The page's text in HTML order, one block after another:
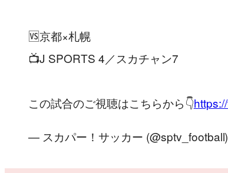
🆚京都×札幌
📺J SPORTS 4／スカチャン7
この試合のご視聴はこちらから👇
— スカパー！サッカー